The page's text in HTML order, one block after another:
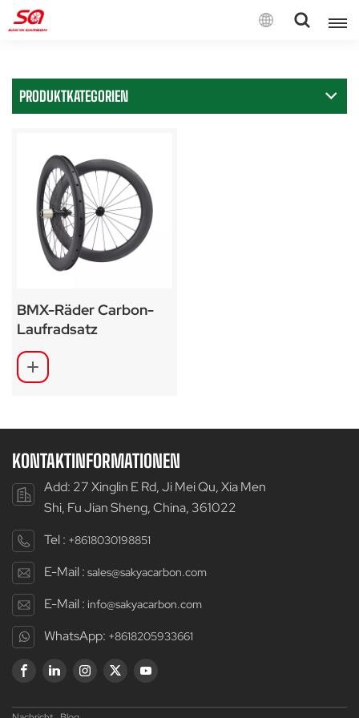
Deutsch
PRODUKTKATEGORIEN
BMX-Räder Carbon-
Laufradsatz
Felgenbremse SA-R13
KONTAKTINFORMATIONEN
Add: 27 Xinglin E Rd, Ji Mei Qu, Xia Men
Shi, Fu Jian Sheng, China, 361022
Tel : +8618030198851
E-Mail : sales@sakyacarbon.com
E-Mail : info@sakyacarbon.com
WhatsApp: +8618205933661